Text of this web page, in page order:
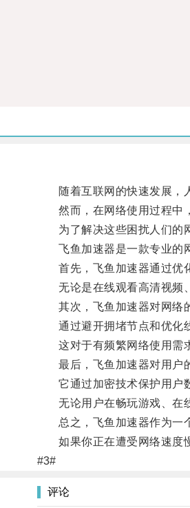
随着互联网的快速发展，人
然而，在网络使用过程中，
为了解决这些困扰人们的网
飞鱼加速器是一款专业的网
首先，飞鱼加速器通过优化
无论是在线观看高清视频、
其次，飞鱼加速器对网络的
通过避开拥堵节点和优化线
这对于有频繁网络使用需求
最后，飞鱼加速器对用户的
它通过加密技术保护用户数
无论用户在畅玩游戏、在线
总之，飞鱼加速器作为一个
如果你正在遭受网络速度慢
#3#
评论